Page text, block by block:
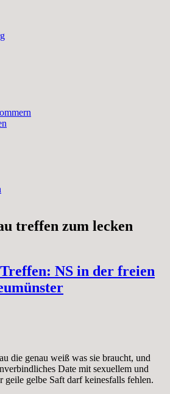
treffen zum lecken
NS in der freien
die genau weiß was sie braucht, und
Date mit sexuellem und
gelbe Saft darf keinesfalls fehlen.